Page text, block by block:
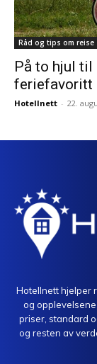
Råd og tips om reise
På to hjul til
feriefavoritt
Hotellnett - 22.
Hotellnett hjelper
og
priser, standard
og resten av